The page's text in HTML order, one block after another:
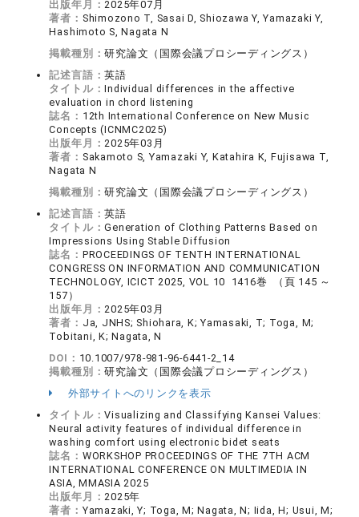
出版年月：2025年07月
著者： Shimozono T, Sasai D, Shiozawa Y, Yamazaki Y,
Hashimoto S, Nagata N
掲載種別：研究論文（国際会議プロシーディングス）
記述言語：英語
タイトル：Individual differences in the affective
evaluation in chord listening
誌名： 12th International Conference on New Music
Concepts (ICNMC2025)
出版年月：2025年03月
著者： Sakamoto S, Yamazaki Y, Katahira K, Fujisawa T,
Nagata N
掲載種別：研究論文（国際会議プロシーディングス）
記述言語：英語
タイトル：Generation of Clothing Patterns Based on
Impressions Using Stable Diffusion
誌名： PROCEEDINGS OF TENTH INTERNATIONAL
CONGRESS ON INFORMATION AND COMMUNICATION
TECHNOLOGY, ICICT 2025, VOL 10 1416巻 （頁 145 ～
157）
出版年月：2025年03月
著者： Ja, JNHS; Shiohara, K; Yamasaki, T; Toga, M;
Tobitani, K; Nagata, N
DOI： 10.1007/978-981-96-6441-2_14
掲載種別：研究論文（国際会議プロシーディングス）
外部サイトへのリンクを表示
タイトル：Visualizing and Classifying Kansei Values:
Neural activity features of individual difference in
washing comfort using electronic bidet seats
誌名： WORKSHOP PROCEEDINGS OF THE 7TH ACM
INTERNATIONAL CONFERENCE ON MULTIMEDIA IN
ASIA, MMASIA 2025
出版年月：2025年
著者： Yamazaki, Y; Toga, M; Nagata, N; Iida, H; Usui, M;